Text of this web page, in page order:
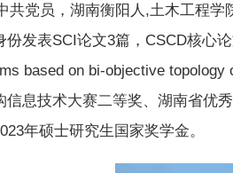
共党员，湖南衡阳人,土木工程
份发表SCI论文3篇，CSCD核心
based on bi-objective
信息技术大赛二等奖、湖南省优
年硕士研究生国家奖学金。